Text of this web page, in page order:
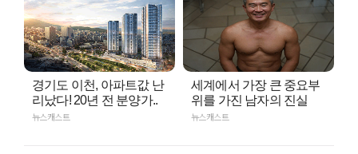
경기도 이천, 아파트값 난
리났다! 20년 전 분양가..
뉴스캐스트
세계에서 가장 큰 중요부
위를 가진 남자의 진실
뉴스캐스트